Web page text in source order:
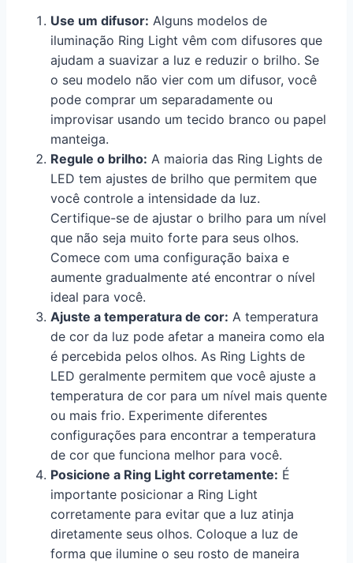
Use um difusor: Alguns modelos de
iluminação Ring Light vêm com difusores que
ajudam a suavizar a luz e reduzir o brilho. Se
o seu modelo não vier com um difusor, você
pode comprar um separadamente ou
improvisar usando um tecido branco ou papel
manteiga.
Regule o brilho: A maioria das Ring Lights de
LED tem ajustes de brilho que permitem que
você controle a intensidade da luz.
Certifique-se de ajustar o brilho para um nível
que não seja muito forte para seus olhos.
Comece com uma configuração baixa e
aumente gradualmente até encontrar o nível
ideal para você.
Ajuste a temperatura de cor: A temperatura
de cor da luz pode afetar a maneira como ela
é percebida pelos olhos. As Ring Lights de
LED geralmente permitem que você ajuste a
temperatura de cor para um nível mais quente
ou mais frio. Experimente diferentes
configurações para encontrar a temperatura
de cor que funciona melhor para você.
Posicione a Ring Light corretamente: É
importante posicionar a Ring Light
corretamente para evitar que a luz atinja
diretamente seus olhos. Coloque a luz de
forma que ilumine o seu rosto de maneira